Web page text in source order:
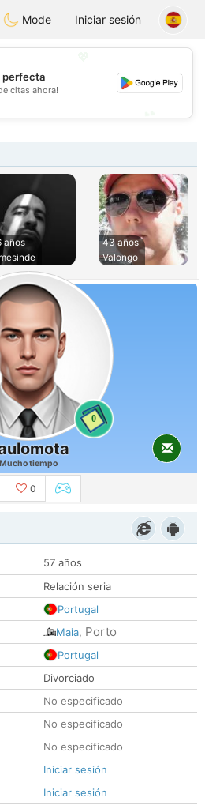
Portugues
Mode Iniciar sesión
perfecta
citas ahora!
años
43 años
Valongo
0
Mucho tiempo
0
57 años
Relación seria
Portugal
Maia, Porto
Portugal
Divorciado
No especificado
No especificado
No especificado
Iniciar sesión
Iniciar sesión